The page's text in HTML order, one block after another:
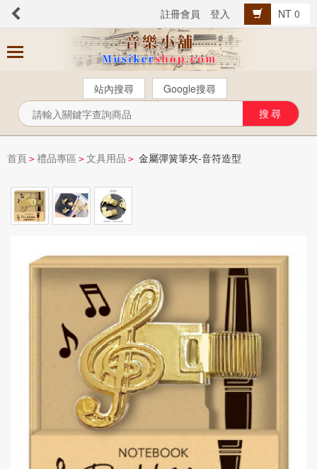
註冊會員 登入 NT 0
站內搜尋 Google搜尋
商
品
芬貝爾【中文版】
西樂曲譜
Popular流行音樂
音樂考級
教材教具
樂器配件
總譜、樂團譜、爵士樂
音樂繪本・故事
114年全國音樂比賽指定曲
首頁 > 禮品專區 > 文具用品 > 金屬彈簧筆夾-音符造型